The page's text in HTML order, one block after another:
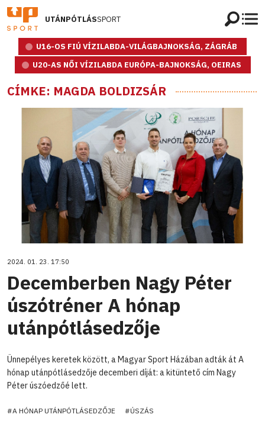
UTÁNPÓTLÁSSPORT
U16-OS FIÚ VÍZILABDA-VILÁGBAJNOKSÁG, ZÁGRÁB
U20-AS NŐI VÍZILABDA EURÓPA-BAJNOKSÁG, OEIRAS
CÍMKE: MAGDA BOLDIZSÁR
2024. 01. 23. 17:50
Decemberben Nagy Péter
úszótréner A hónap
utánpótlásedzője
Ünnepélyes keretek között, a Magyar Sport Házában adták át A
hónap utánpótlásedzője decemberi díját: a kitüntető cím Nagy
Péter úszóedzőé lett.
#A HÓNAP UTÁNPÓTLÁSEDZŐJE #ÚSZÁS